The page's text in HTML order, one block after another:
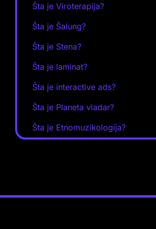
Šta je Viroterapija?
Šta je Šalung?
Šta je Stena?
Šta je laminat?
Šta je interactive ads?
Šta je Planeta vladar?
Šta je Etnomuzikologija?